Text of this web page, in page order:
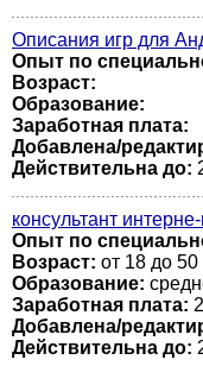
Описания игр для
Опыт по
Возраст:
Образование:
Заработная плата:
Добавлена/
Действительна до:
консультант
Опыт по
Возраст: от 18 до 50
Образование:
Заработная плата:
Добавлена/
Действительна до: